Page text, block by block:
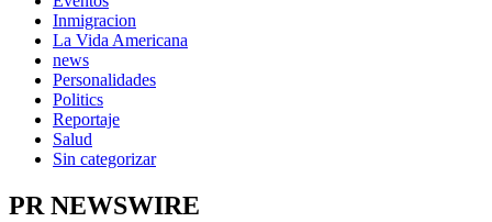
Inmigracion
La Vida Americana
news
Personalidades
Politics
Reportaje
Salud
Sin categorizar
PR NEWSWIRE